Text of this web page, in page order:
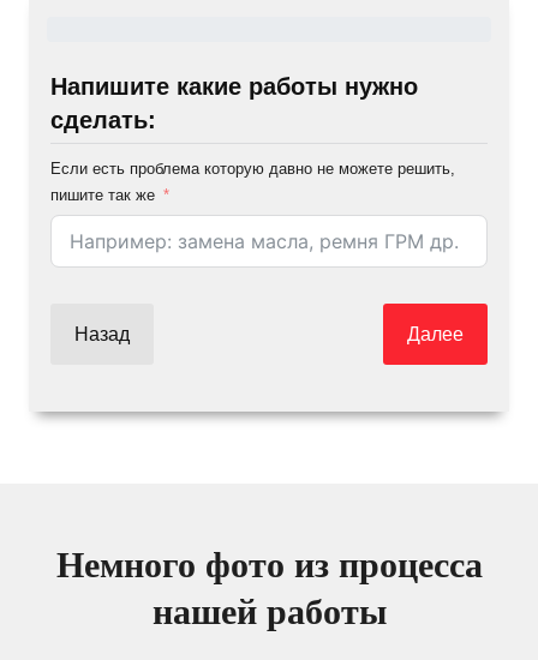
Напишите какие работы нужно
сделать:
Если есть проблема которую давно не можете решить,
пишите так же
Назад Далее
Немного фото из процесса
нашей работы